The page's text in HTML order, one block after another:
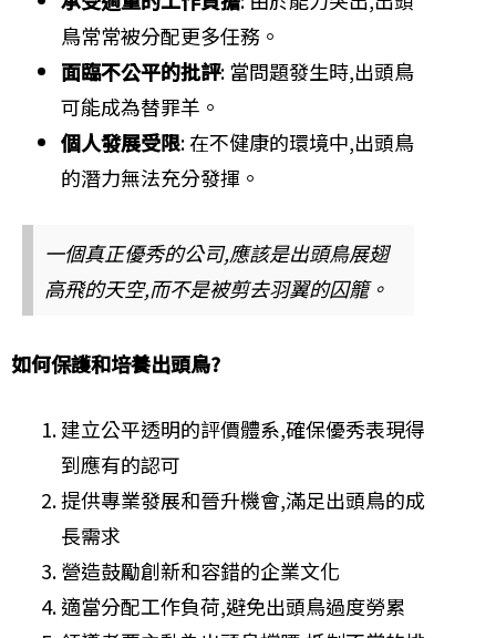
鳥常常被分配更多任務。
面臨不公平的批評: 當問題發生時,出頭鳥
可能成為替罪羊。
個人發展受限: 在不健康的環境中,出頭鳥
的潛力無法充分發揮。
一個真正優秀的公司,應該是出頭鳥展翅
高飛的天空,而不是被剪去羽翼的囚籠。
如何保護和培養出頭鳥?
建立公平透明的評價體系,確保優秀表現得
到應有的認可
提供專業發展和晉升機會,滿足出頭鳥的成
長需求
營造鼓勵創新和容錯的企業文化
適當分配工作負荷,避免出頭鳥過度勞累